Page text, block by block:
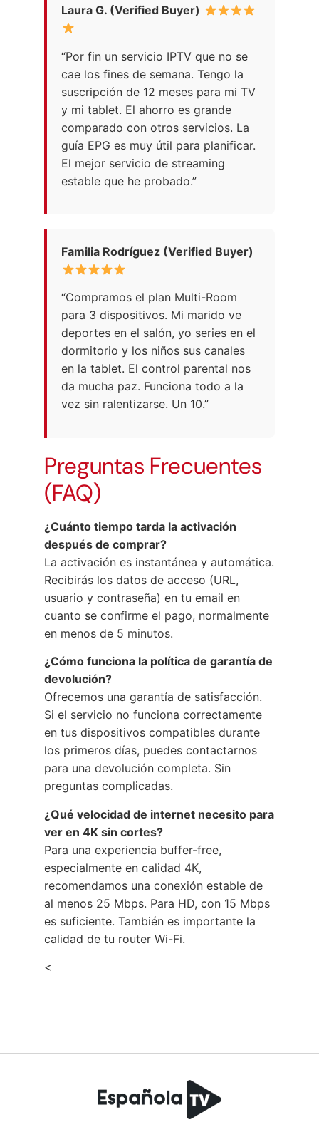
Laura G. (Verified Buyer)
“Por fin un servicio IPTV que no se
cae los fines de semana. Tengo la
suscripción de 12 meses para mi TV
y mi tablet. El ahorro es grande
comparado con otros servicios. La
guía EPG es muy útil para planificar.
El mejor servicio de streaming
estable que he probado.”
Familia Rodríguez (Verified Buyer)
“Compramos el plan Multi-Room
para 3 dispositivos. Mi marido ve
deportes en el salón, yo series en el
dormitorio y los niños sus canales
en la tablet. El control parental nos
da mucha paz. Funciona todo a la
vez sin ralentizarse. Un 10.”
Preguntas Frecuentes
(FAQ)
¿Cuánto tiempo tarda la activación
después de comprar?
La activación es instantánea y automática.
Recibirás los datos de acceso (URL,
usuario y contraseña) en tu email en
cuanto se confirme el pago, normalmente
en menos de 5 minutos.
¿Cómo funciona la política de garantía de
devolución?
Ofrecemos una garantía de satisfacción.
Si el servicio no funciona correctamente
en tus dispositivos compatibles durante
los primeros días, puedes contactarnos
para una devolución completa. Sin
preguntas complicadas.
¿Qué velocidad de internet necesito para
ver en 4K sin cortes?
Para una experiencia buffer-free,
especialmente en calidad 4K,
recomendamos una conexión estable de
al menos 25 Mbps. Para HD, con 15 Mbps
es suficiente. También es importante la
calidad de tu router Wi-Fi.
<